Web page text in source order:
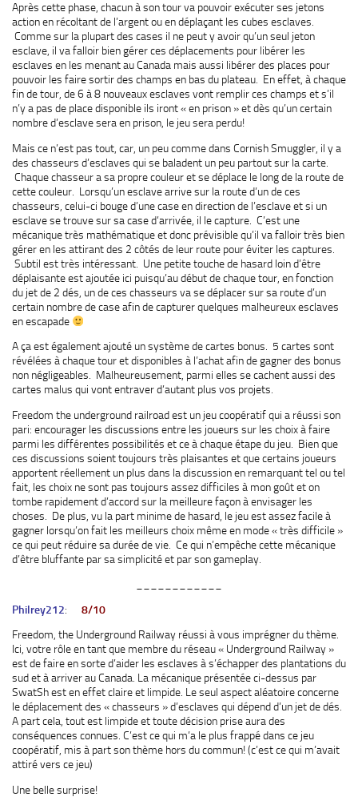
Après cette phase, chacun à son tour va pouvoir exécuter ses jetons
action en récoltant de l’argent ou en déplaçant les cubes esclaves.
Comme sur la plupart des cases il ne peut y avoir qu’un seul jeton
esclave, il va falloir bien gérer ces déplacements pour libérer les
esclaves en les menant au Canada mais aussi libérer des places pour
pouvoir les faire sortir des champs en bas du plateau. En effet, à chaque
fin de tour, de 6 à 8 nouveaux esclaves vont remplir ces champs et s’il
n’y a pas de place disponible ils iront « en prison » et dès qu’un certain
nombre d’esclave sera en prison, le jeu sera perdu!
Mais ce n’est pas tout, car, un peu comme dans Cornish Smuggler, il y a
des chasseurs d’esclaves qui se baladent un peu partout sur la carte.
Chaque chasseur a sa propre couleur et se déplace le long de la route de
cette couleur. Lorsqu’un esclave arrive sur la route d’un de ces
chasseurs, celui-ci bouge d’une case en direction de l’esclave et si un
esclave se trouve sur sa case d’arrivée, il le capture. C’est une
mécanique très mathématique et donc prévisible qu’il va falloir très bien
gérer en les attirant des 2 côtés de leur route pour éviter les captures.
Subtil est très intéressant. Une petite touche de hasard loin d’être
déplaisante est ajoutée ici puisqu’au début de chaque tour, en fonction
du jet de 2 dés, un de ces chasseurs va se déplacer sur sa route d’un
certain nombre de case afin de capturer quelques malheureux esclaves
en escapade
A ça est également ajouté un système de cartes bonus. 5 cartes sont
révélées à chaque tour et disponibles à l’achat afin de gagner des bonus
non négligeables. Malheureusement, parmi elles se cachent aussi des
cartes malus qui vont entraver d’autant plus vos projets.
Freedom the underground railroad est un jeu coopératif qui a réussi son
pari: encourager les discussions entre les joueurs sur les choix à faire
parmi les différentes possibilités et ce à chaque étape du jeu. Bien que
ces discussions soient toujours très plaisantes et que certains joueurs
apportent réellement un plus dans la discussion en remarquant tel ou tel
fait, les choix ne sont pas toujours assez difficiles à mon goût et on
tombe rapidement d’accord sur la meilleure façon à envisager les
choses. De plus, vu la part minime de hasard, le jeu est assez facile à
gagner lorsqu’on fait les meilleurs choix même en mode « très difficile »
ce qui peut réduire sa durée de vie. Ce qui n’empêche cette mécanique
d’être bluffante par sa simplicité et par son gameplay.
Philrey212: 8/10
Freedom, the Underground Railway réussi à vous imprégner du thème.
Ici, votre rôle en tant que membre du réseau « Underground Railway »
est de faire en sorte d’aider les esclaves à s’échapper des plantations du
sud et à arriver au Canada. La mécanique présentée ci-dessus par
SwatSh est en effet claire et limpide. Le seul aspect aléatoire concerne
le déplacement des « chasseurs » d’esclaves qui dépend d’un jet de dés.
A part cela, tout est limpide et toute décision prise aura des
conséquences connues. C’est ce qui m’a le plus frappé dans ce jeu
coopératif, mis à part son thème hors du commun! (c’est ce qui m’avait
attiré vers ce jeu)
Une belle surprise!